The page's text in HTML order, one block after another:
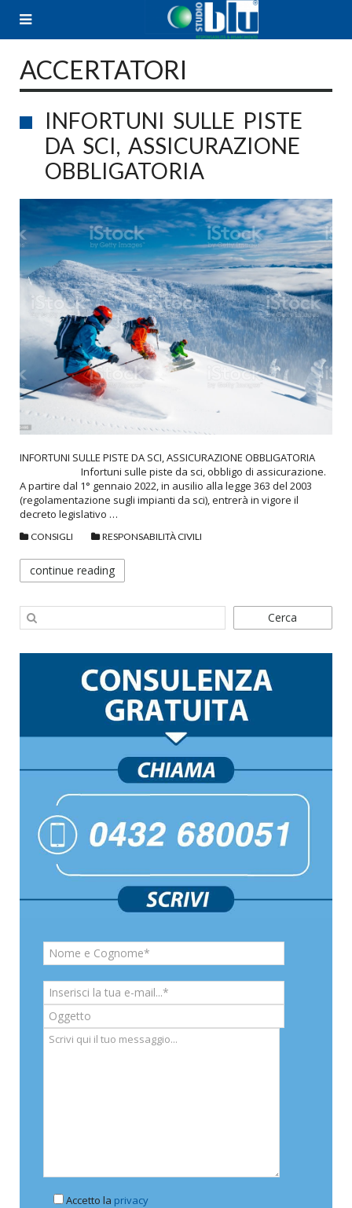
ACCERTATORI
INFORTUNI SULLE PISTE
DA SCI, ASSICURAZIONE
OBBLIGATORIA
INFORTUNI SULLE PISTE DA SCI, ASSICURAZIONE OBBLIGATORIA
Infortuni sulle piste da sci, obbligo di assicurazione.
A partire dal 1° gennaio 2022, in ausilio alla legge 363 del 2003
(regolamentazione sugli impianti da sci), entrerà in vigore il
decreto legislativo …
CONSIGLI RESPONSABILITÀ CIVILI
continue reading
Cerca
Accetto la privacy